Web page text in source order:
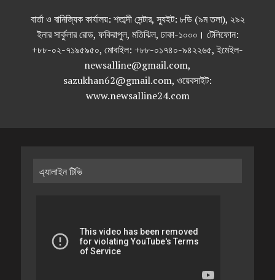
বার্তা ও বানিজ্যিক কার্যালয়: শতাব্দী সেন্টার, স্যুইট: ৮ডি (৯ম তলা), ২৯২
ইনার সার্কুলার রোড, ফকিরাপুল, মতিঝিল, ঢাকা-১০০০। টেলিফোন:
+৮৮-০২-৭১৯৫৯৫০, মোবাইল: +৮৮-০১৭৪০-৯৪২২৬৫, ইমেইল-
newsalline@gmail.com,
sazukhan62@gmail.com, ওয়েবসাইট:
www.newsalline24.com
এ্যালাইন টিভি